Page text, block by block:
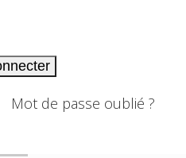
Mot de passe oublié ?